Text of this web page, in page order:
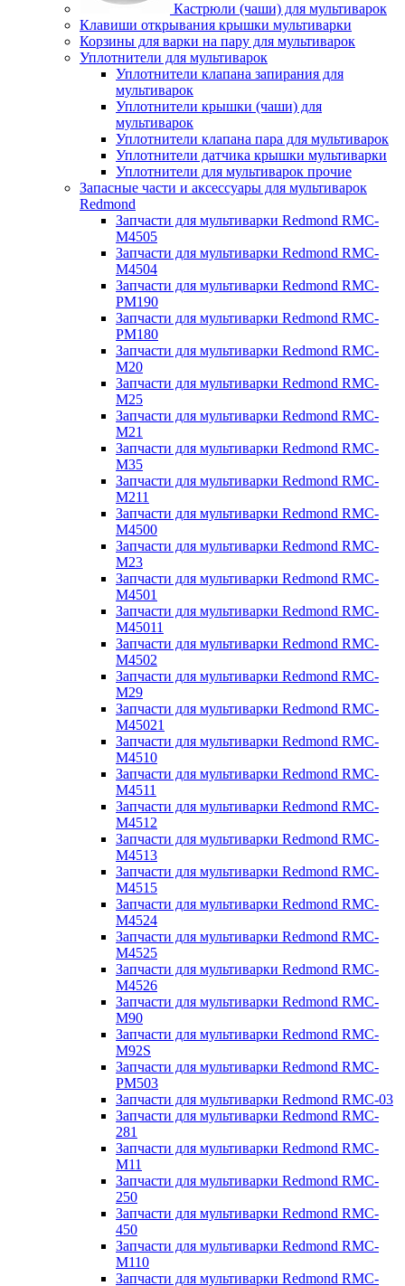
Кастрюли (чаши) для мультиварок
Клавиши открывания крышки мультиварки
Корзины для варки на пару для мультиварок
Уплотнители для мультиварок
Уплотнители клапана запирания для
мультиварок
Уплотнители крышки (чаши) для
мультиварок
Уплотнители клапана пара для мультиварок
Уплотнители датчика крышки мультиварки
Уплотнители для мультиварок прочие
Запасные части и аксессуары для мультиварок
Redmond
Запчасти для мультиварки Redmond RMC-
M4505
Запчасти для мультиварки Redmond RMC-
M4504
Запчасти для мультиварки Redmond RMC-
PM190
Запчасти для мультиварки Redmond RMC-
PM180
Запчасти для мультиварки Redmond RMC-
M20
Запчасти для мультиварки Redmond RMC-
M25
Запчасти для мультиварки Redmond RMC-
M21
Запчасти для мультиварки Redmond RMC-
M35
Запчасти для мультиварки Redmond RMC-
M211
Запчасти для мультиварки Redmond RMC-
M4500
Запчасти для мультиварки Redmond RMC-
M23
Запчасти для мультиварки Redmond RMC-
M4501
Запчасти для мультиварки Redmond RMC-
M45011
Запчасти для мультиварки Redmond RMC-
M4502
Запчасти для мультиварки Redmond RMC-
M29
Запчасти для мультиварки Redmond RMC-
M45021
Запчасти для мультиварки Redmond RMC-
M4510
Запчасти для мультиварки Redmond RMC-
M4511
Запчасти для мультиварки Redmond RMC-
M4512
Запчасти для мультиварки Redmond RMC-
M4513
Запчасти для мультиварки Redmond RMC-
M4515
Запчасти для мультиварки Redmond RMC-
M4524
Запчасти для мультиварки Redmond RMC-
M4525
Запчасти для мультиварки Redmond RMC-
M4526
Запчасти для мультиварки Redmond RMC-
M90
Запчасти для мультиварки Redmond RMC-
M92S
Запчасти для мультиварки Redmond RMC-
PM503
Запчасти для мультиварки Redmond RMC-03
Запчасти для мультиварки Redmond RMC-
281
Запчасти для мультиварки Redmond RMC-
M11
Запчасти для мультиварки Redmond RMC-
250
Запчасти для мультиварки Redmond RMC-
450
Запчасти для мультиварки Redmond RMC-
M110
Запчасти для мультиварки Redmond RMC-